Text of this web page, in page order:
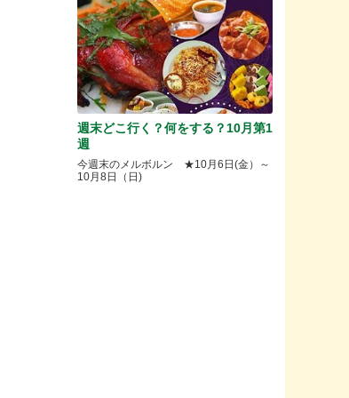
週末どこ行く？何をする？10月第1
週
今週末のメルボルン ★10月6日(金）～
10月8日（日)